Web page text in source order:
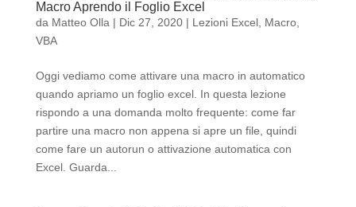
Macro Aprendo il Foglio Excel
da Matteo Olla | Dic 27, 2020| Lezioni Excel, Macro,
VBA
Oggi vediamo come attivare una macro in automatico
quando apriamo un foglio excel. In questa lezione
rispondo a una domanda molto frequente: come far
partire una macro non appena si apre un file, quindi
come fare un autorun o attivazione automatica con
Excel. Guarda...